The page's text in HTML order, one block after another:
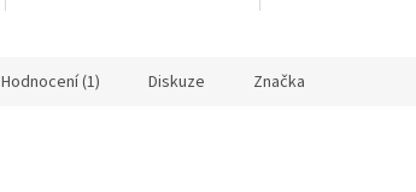
Hodnocení (1) Diskuze Značka